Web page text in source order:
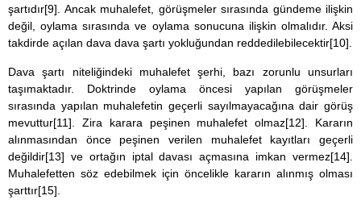
şartıdır[9]. Ancak muhalefet, görüşmeler sırasında gündeme ilişkin
değil, oylama sırasında ve oylama sonucuna ilişkin olmalıdır. Aksi
takdirde açılan dava dava şartı yokluğundan reddedilebilecektir[10].
Dava şartı niteliğindeki muhalefet şerhi, bazı zorunlu unsurları
taşımaktadır. Doktrinde oylama öncesi yapılan görüşmeler
sırasında yapılan muhalefetin geçerli sayılmayacağına dair görüş
mevuttur[11] . Zira karara peşinen muhalefet olmaz[12] . Kararın
alınmasından önce peşinen verilen muhalefet kayıtları geçerli
değildir[13] ve ortağın iptal davası açmasına imkan vermez[14]
Muhalefetten söz edebilmek için öncelikle kararın alınmış olması
şarttır[15]